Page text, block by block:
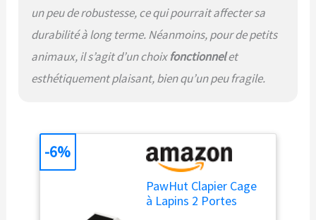
un peu de robustesse, ce qui pourrait affecter sa
durabilité à long terme. Néanmoins, pour de petits
animaux, il s’agit d’un choixfonctionnelet
esthétiquement plaisant, bien qu’un peu fragile.
PawHut Clapier Cage
à Lapins 2 Portes
-6%